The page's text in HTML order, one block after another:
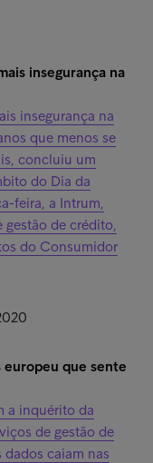
insegurança na
insegurança na
que menos se
concluiu um
do Dia da
feira, a Intrum,
gestão de crédito,
do Consumidor
europeu que sente
a inquérito da
de gestão de
caiam nas